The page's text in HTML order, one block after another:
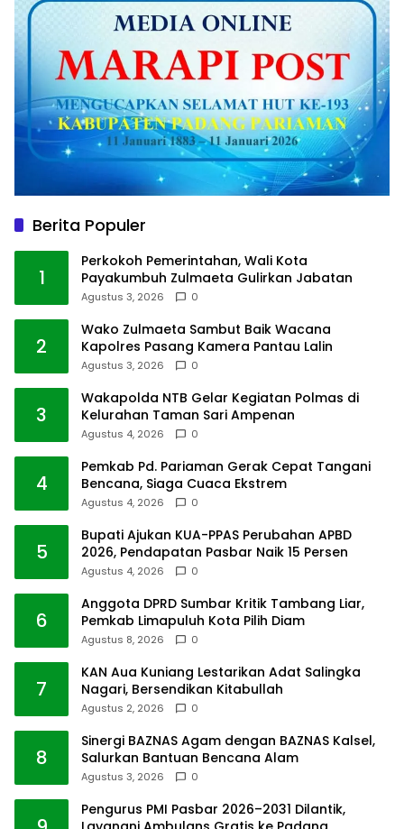
Berita Populer
1
Perkokoh Pemerintahan, Wali Kota
Payakumbuh Zulmaeta Gulirkan Jabatan
Agustus 3, 2026 0
2
Wako Zulmaeta Sambut Baik Wacana
Kapolres Pasang Kamera Pantau Lalin
Agustus 3, 2026 0
3
Wakapolda NTB Gelar Kegiatan Polmas di
Kelurahan Taman Sari Ampenan
Agustus 4, 2026 0
4
Pemkab Pd. Pariaman Gerak Cepat Tangani
Bencana, Siaga Cuaca Ekstrem
Agustus 4, 2026 0
5
Bupati Ajukan KUA-PPAS Perubahan APBD
2026, Pendapatan Pasbar Naik 15 Persen
Agustus 4, 2026 0
6
Anggota DPRD Sumbar Kritik Tambang Liar,
Pemkab Limapuluh Kota Pilih Diam
Agustus 8, 2026 0
7
KAN Aua Kuniang Lestarikan Adat Salingka
Nagari, Bersendikan Kitabullah
Agustus 2, 2026 0
8
Sinergi BAZNAS Agam dengan BAZNAS Kalsel,
Salurkan Bantuan Bencana Alam
Agustus 3, 2026 0
Pengurus PMI Pasbar 2026–2031 Dilantik,